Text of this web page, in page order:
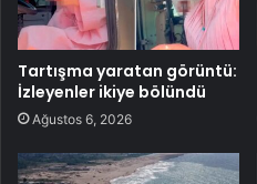
Tartışma yaratan görüntü:
İzleyenler ikiye bölündü
Ağustos 6, 2026